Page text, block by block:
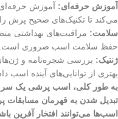
آموزش حرفه‌ای: آموزش حرفه‌ای
می‌کند تا تکنیک‌های صحیح پرش را
سلامت: مراقبت‌های بهداشتی
حفظ سلامت اسب ضروری است.
ژنتیک: بررسی شجره‌نامه و
بهتری از توانایی‌های آینده اسب
به طور کلی، اسب پرشی یک سر
تبدیل شدن به قهرمان مسابقات
اسب‌ها می‌توانند افتخار آفرین